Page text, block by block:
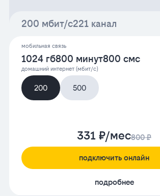
200 мбит/с221 канал
мобильная связь
1024 гб800 минут800 смс
домашний интернет (мбит/с)
200 500
331 ₽/мес800 ₽
подключить онлайн
подробнее